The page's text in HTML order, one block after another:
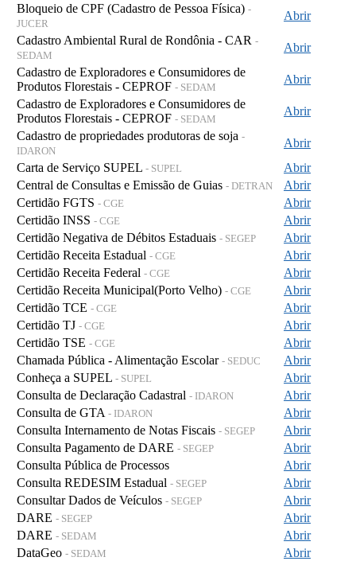
Bloqueio de CPF (Cadastro de Pessoa Física) -
JUCER
Abrir
Cadastro Ambiental Rural de Rondônia - CAR -
SEDAM
Abrir
Cadastro de Exploradores e Consumidores de
Produtos Florestais - CEPROF - SEDAM
Abrir
Cadastro de Exploradores e Consumidores de
Produtos Florestais - CEPROF - SEDAM
Abrir
Cadastro de propriedades produtoras de soja -
IDARON
Abrir
Carta de Serviço SUPEL - SUPEL
Abrir
Central de Consultas e Emissão de Guias - DETRAN
Abrir
Certidão FGTS - CGE
Abrir
Certidão INSS - CGE
Abrir
Certidão Negativa de Débitos Estaduais - SEGEP
Abrir
Certidão Receita Estadual - CGE
Abrir
Certidão Receita Federal - CGE
Abrir
Certidão Receita Municipal(Porto Velho) - CGE
Abrir
Certidão TCE - CGE
Abrir
Certidão TJ - CGE
Abrir
Certidão TSE - CGE
Abrir
Chamada Pública - Alimentação Escolar - SEDUC
Abrir
Conheça a SUPEL - SUPEL
Abrir
Consulta de Declaração Cadastral - IDARON
Abrir
Consulta de GTA - IDARON
Abrir
Consulta Internamento de Notas Fiscais - SEGEP
Abrir
Consulta Pagamento de DARE - SEGEP
Abrir
Consulta Pública de Processos
Abrir
Consulta REDESIM Estadual - SEGEP
Abrir
Consultar Dados de Veículos - SEGEP
Abrir
DARE - SEGEP
Abrir
DARE - SEDAM
Abrir
DataGeo - SEDAM
Abrir